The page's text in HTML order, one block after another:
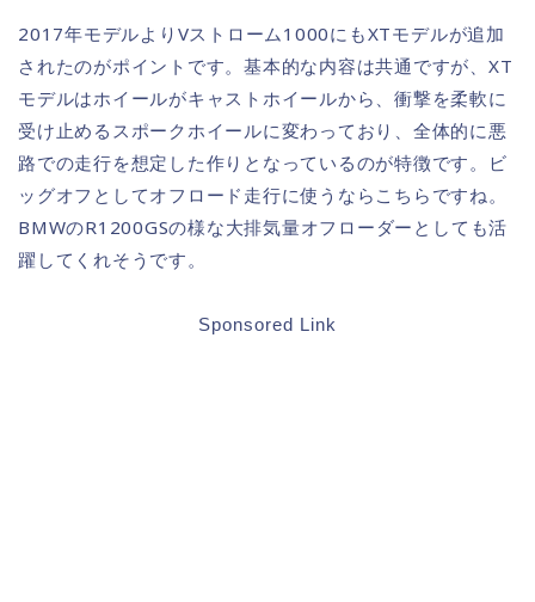
2017年モデルよりVストローム1000にもXTモデルが追加
されたのがポイントです。基本的な内容は共通ですが、XT
モデルはホイールがキャストホイールから、衝撃を柔軟に
受け止めるスポークホイールに変わっており、全体的に悪
路での走行を想定した作りとなっているのが特徴です。ビ
ッグオフとしてオフロード走行に使うならこちらですね。
BMWのR1200GSの様な大排気量オフローダーとしても活
躍してくれそうです。
Sponsored Link